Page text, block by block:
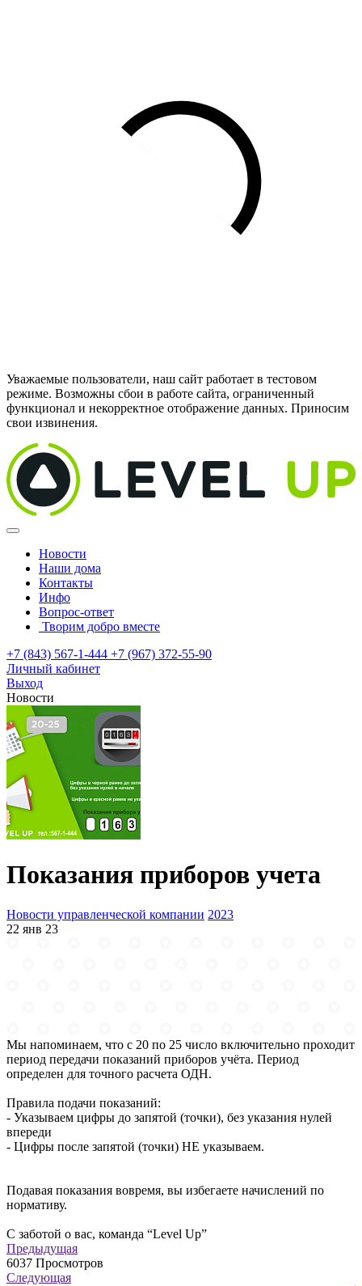
Уважаемые пользователи, наш сайт работает в тестовом
режиме. Возможны сбои в работе сайта, ограниченный
функционал и некорректное отображение данных. Приносим
свои извинения.
Новости
Наши дома
Контакты
Инфо
Вопрос-ответ
Творим добро вместе
+7 (843) 567-1-444 +7 (967) 372-55-90
Личный кабинет
Выход
Новости
Показания приборов учета
Новости управленческой компании 2023
22 янв 23
Мы напоминаем, что с 20 по 25 число включительно проходит
период передачи показаний приборов учёта. Период
определен для точного расчета ОДН.
Правила подачи показаний:
- Указываем цифры до запятой (точки), без указания нулей
впереди
- Цифры после запятой (точки) НЕ указываем.
Подавая показания вовремя, вы избегаете начислений по
нормативу.
С заботой о вас, команда “Level Up”
Предыдущая
6037 Просмотров
Следующая